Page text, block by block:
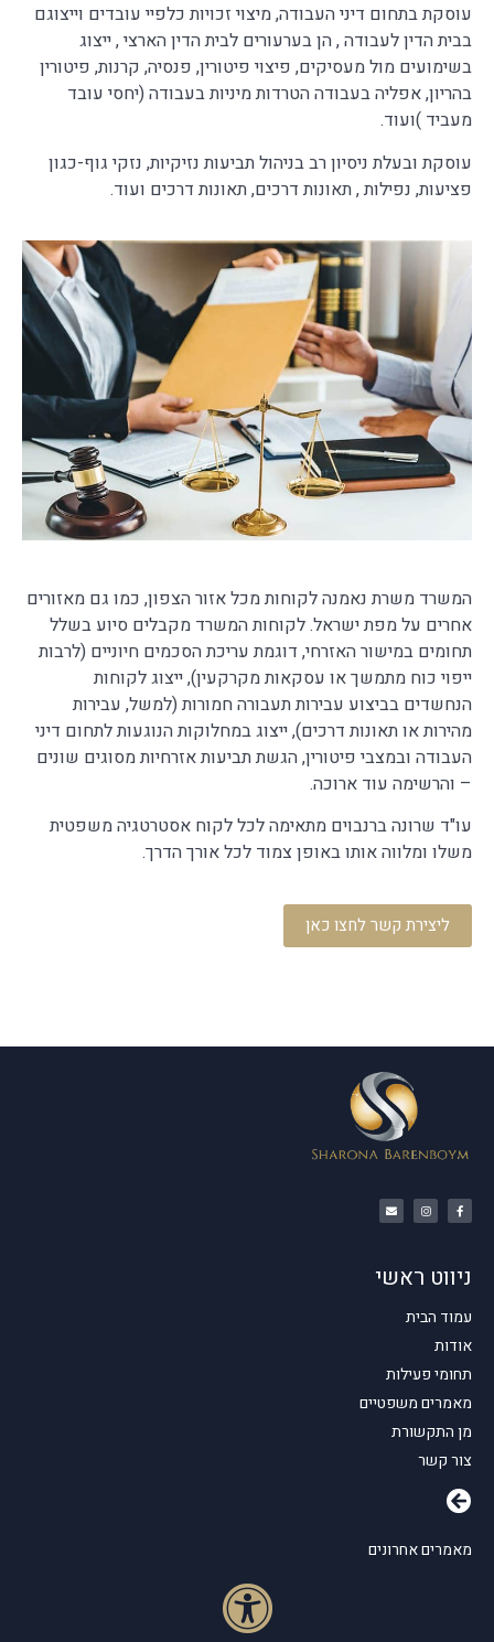
עוסקת בתחום דיני העבודה, מיצוי זכויות כלפיי עובדים וייצוגם
בבית הדין לעבודה , הן בערעורים לבית הדין הארצי , ייצוג
בשימועים מול מעסיקים, פיצוי פיטורין, פנסיה, קרנות, פיטורין
בהריון, אפליה בעבודה הטרדות מיניות בעבודה (יחסי עובד
מעביד )ועוד.
עוסקת ובעלת ניסיון רב בניהול תביעות נזיקיות, נזקי גוף-כגון
פציעות, נפילות , תאונות דרכים, תאונות דרכים ועוד.
המשרד משרת נאמנה לקוחות מכל אזור הצפון, כמו גם מאזורים
אחרים על מפת ישראל. לקוחות המשרד מקבלים סיוע בשלל
תחומים במישור האזרחי, דוגמת עריכת הסכמים חיוניים (לרבות
ייפוי כוח מתמשך או עסקאות מקרקעין), ייצוג לקוחות
הנחשדים בביצוע עבירות תעבורה חמורות (למשל, עבירות
מהירות או תאונות דרכים), ייצוג במחלוקות הנוגעות לתחום דיני
העבודה ובמצבי פיטורין, הגשת תביעות אזרחיות מסוגים שונים
– והרשימה עוד ארוכה.
עו"ד שרונה ברנבוים מתאימה לכל לקוח אסטרטגיה משפטית
משלו ומלווה אותו באופן צמוד לכל אורך הדרך.
ליצירת קשר לחצו כאן
ניווט ראשי
עמוד הבית
אודות
תחומי פעילות
מאמרים משפטיים
מן התקשורת
צור קשר
מאמרים אחרונים